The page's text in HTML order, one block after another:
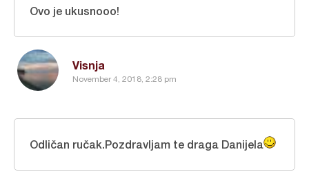
Visnja
November 4, 2018, 2:28 pm
Ovo je ukusnooo!
Odličan ručak.Pozdravljam te draga Danijela